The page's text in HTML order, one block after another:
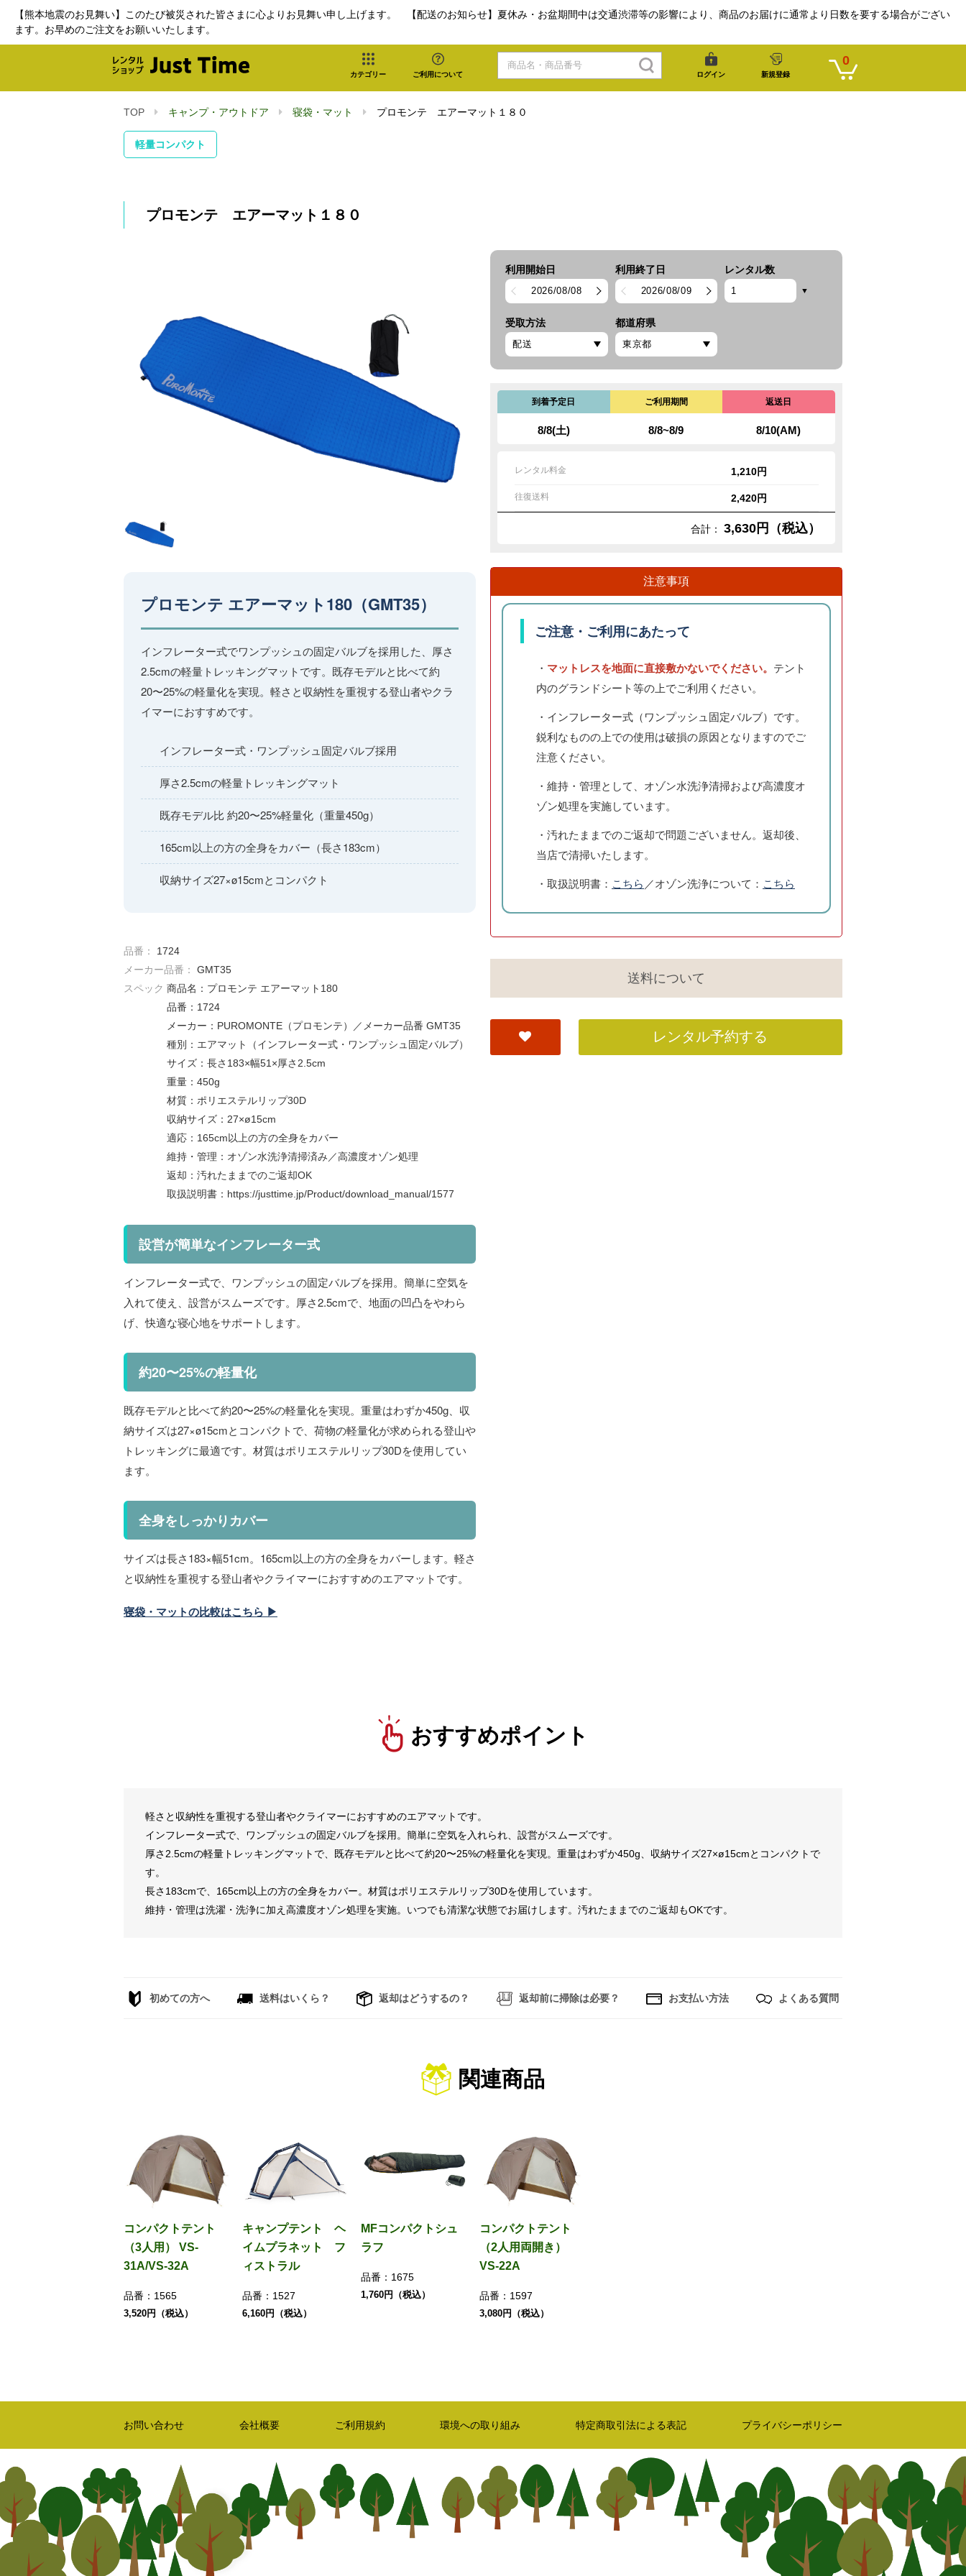
【熊本地震のお見舞い】このたび被災された皆さまに心よりお見舞い申し上げます。 【配送のお知らせ】夏休み・お盆期間中は交通渋滞等の影響により、商品のお届けに通常より日数を要する場合がござい
ます。お早めのご注文をお願いいたします。
カテゴリー ご利用について ログイン 新規登録
0
TOP キャンプ・アウトドア 寝袋・マット プロモンテ エアーマット１８０
軽量コンパクト
プロモンテ エアーマット１８０
プロモンテ エアーマット180（GMT35）
インフレーター式でワンプッシュの固定バルブを採用した、厚さ
2.5cmの軽量トレッキングマットです。既存モデルと比べて約
20〜25%の軽量化を実現。軽さと収納性を重視する登山者やクラ
イマーにおすすめです。
インフレーター式・ワンプッシュ固定バルブ採用
厚さ2.5cmの軽量トレッキングマット
既存モデル比 約20〜25%軽量化（重量450g）
165cm以上の方の全身をカバー（長さ183cm）
収納サイズ27×ø15cmとコンパクト
品番：
1724
メーカー品番：
GMT35
スペック 商品名：プロモンテ エアーマット180
品番：1724
メーカー：PUROMONTE（プロモンテ）／メーカー品番 GMT35
種別：エアマット（インフレーター式・ワンプッシュ固定バルブ）
サイズ：長さ183×幅51×厚さ2.5cm
重量：450g
材質：ポリエステルリップ30D
収納サイズ：27×ø15cm
適応：165cm以上の方の全身をカバー
維持・管理：オゾン水洗浄清掃済み／高濃度オゾン処理
返却：汚れたままでのご返却OK
取扱説明書：https://justtime.jp/Product/download_manual/1577
設営が簡単なインフレーター式
インフレーター式で、ワンプッシュの固定バルブを採用。簡単に空気を
入れて使え、設営がスムーズです。厚さ2.5cmで、地面の凹凸をやわら
げ、快適な寝心地をサポートします。
約20〜25%の軽量化
既存モデルと比べて約20〜25%の軽量化を実現。重量はわずか450g、収
納サイズは27×ø15cmとコンパクトで、荷物の軽量化が求められる登山や
トレッキングに最適です。材質はポリエステルリップ30Dを使用してい
ます。
全身をしっかりカバー
サイズは長さ183×幅51cm。165cm以上の方の全身をカバーします。軽さ
と収納性を重視する登山者やクライマーにおすすめのエアマットです。
寝袋・マットの比較はこちら ▶
利用開始日
2026/08/08
利用終了日
2026/08/09
レンタル数
受取方法 都道府県
到着予定日
8/8(土)
ご利用期間
8/8~8/9
返送日
8/10(AM)
レンタル料金 1,210円
往復送料 2,420円
合計： 3,630円（税込）
注意事項
ご注意・ご利用にあたって
・ マットレスを地面に直接敷かないでください。 テント
内のグランドシート等の上でご利用ください。
・インフレーター式（ワンプッシュ固定バルブ）です。
鋭利なものの上での使用は破損の原因となりますのでご
注意ください。
・維持・管理として、オゾン水洗浄清掃および高濃度オ
ゾン処理を実施しています。
・汚れたままでのご返却で問題ございません。返却後、
当店で清掃いたします。
・取扱説明書： こちら ／オゾン洗浄について： こちら
送料について
レンタル予約する
おすすめポイント
軽さと収納性を重視する登山者やクライマーにおすすめのエアマットです。
インフレーター式で、ワンプッシュの固定バルブを採用。簡単に空気を入れられ、設営がスムーズです。
厚さ2.5cmの軽量トレッキングマットで、既存モデルと比べて約20〜25%の軽量化を実現。重量はわずか450g、収納サイズ27×ø15cmとコンパクトで
す。
長さ183cmで、165cm以上の方の全身をカバー。材質はポリエステルリップ30Dを使用しています。
維持・管理は洗濯・洗浄に加え高濃度オゾン処理を実施。いつでも清潔な状態でお届けします。汚れたままでのご返却もOKです。
初めての方へ 送料はいくら？ 返却はどうするの？ 返却前に掃除は必要？ お支払い方法 よくある質問
関連商品
コンパクトテント
（3人用） VS-
31A/VS-32A
品番： 1565
3,520円（税込）
キャンプテント ヘ
イムプラネット フ
ィストラル
品番： 1527
6,160円（税込）
MFコンパクトシュ
ラフ
品番： 1675
1,760円（税込）
コンパクトテント
（2人用両開き）
VS-22A
品番： 1597
3,080円（税込）
お問い合わせ 会社概要 ご利用規約 環境への取り組み 特定商取引法による表記 プライバシーポリシー